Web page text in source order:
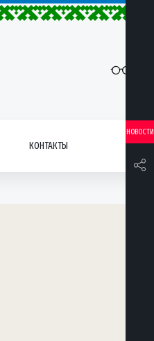
КОНТАКТЫ
НОВОСТИ